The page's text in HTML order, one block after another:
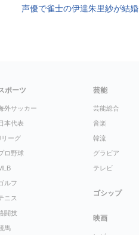
声優で雀士の伊達朱里紗が結婚
ポーツ
外サッカー
本代表
リーグ
ロ野球
ルフ
ニス
闘技
馬
芸能
芸能総合
音楽
韓流
グラビア
テレビ
ゴシップ
映画